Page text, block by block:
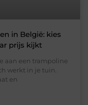
in België: kies
prijs kijkt
aan een trampoline
werkt in je tuin.
en